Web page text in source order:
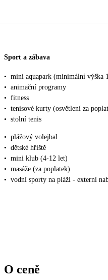
Sport a zábava
• mini aquapark (minimální výška
• animační programy
• fitness
• tenisové kurty (osvětlení za
• stolní tenis
• plážový volejbal
• dětské hřiště
• mini klub (4-12 let)
• masáže (za poplatek)
• vodní sporty na pláži - externí
O ceně